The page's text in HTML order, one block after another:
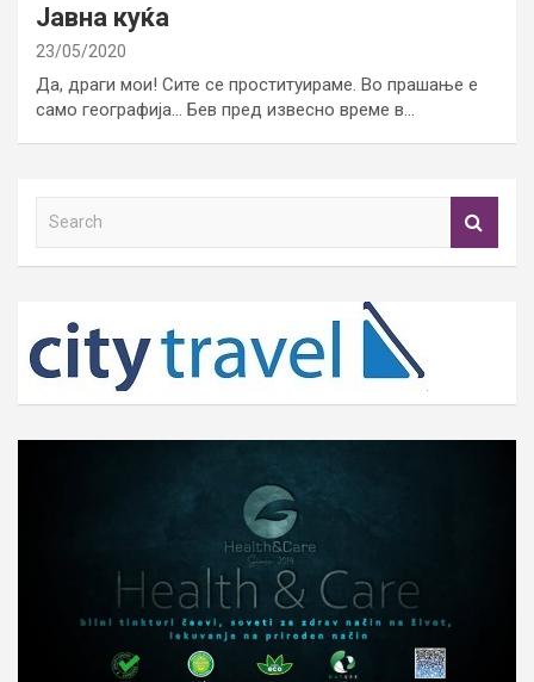
Јавна куќа
23/05/2020
Да, драги мои! Сите се проституираме. Во прашање е
само географија… Бев пред извесно време в…
h